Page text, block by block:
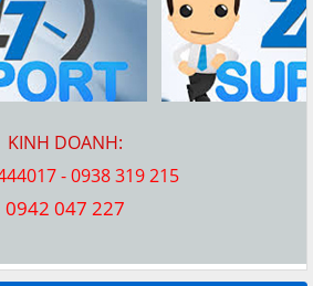
KINH DOANH:
- 0938 319 215
0942 047 227